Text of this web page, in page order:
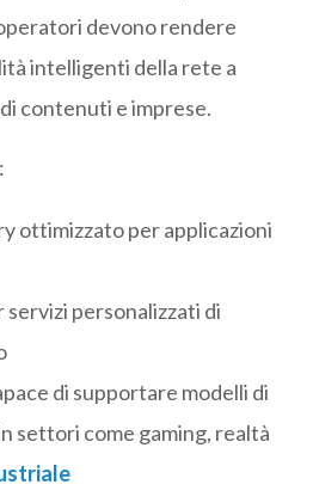
devono rendere
intelligenti della rete a
contenuti e imprese.
ottimizzato per applicazioni
personalizzati di
di supportare modelli di
settori come gaming, realtà